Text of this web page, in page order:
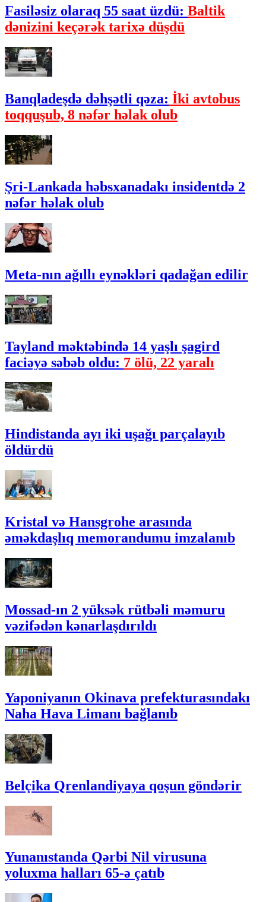
Fasiləsiz olaraq 55 saat üzdü: Baltik
dənizini keçərək tarixə düşdü
Banqladeşdə dəhşətli qəza: İki avtobus
toqquşub, 8 nəfər həlak olub
Şri-Lankada həbsxanadakı insidentdə 2
nəfər həlak olub
Meta-nın ağıllı eynəkləri qadağan edilir
Tayland məktəbində 14 yaşlı şagird
faciəyə səbəb oldu: 7 ölü, 22 yaralı
Hindistanda ayı iki uşağı parçalayıb
öldürdü
Kristal və Hansgrohe arasında
əməkdaşlıq memorandumu imzalanıb
Mossad-ın 2 yüksək rütbəli məmuru
vəzifədən kənarlaşdırıldı
Yaponiyanın Okinava prefekturasındakı
Naha Hava Limanı bağlanıb
Belçika Qrenlandiyaya qoşun göndərir
Yunanıstanda Qərbi Nil virusuna
yoluxma halları 65-ə çatıb